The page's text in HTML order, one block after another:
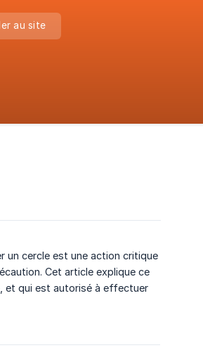
au site
un cercle est une action critique
Cet article explique ce
et qui est autorisé à effectuer